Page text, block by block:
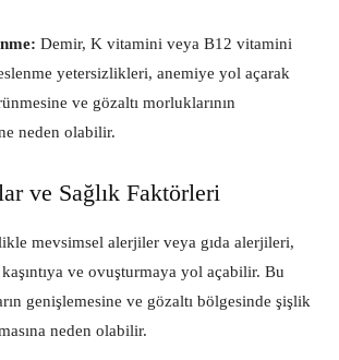
Demir, K vitamini veya B12 vitamini
yetersizlikleri, anemiye yol açarak
ve gözaltı morluklarının
neden olabilir.
ve Sağlık Faktörleri
mevsimsel alerjiler veya gıda alerjileri,
ve ovuşturmaya yol açabilir. Bu
genişlemesine ve gözaltı bölgesinde şişlik
neden olabilir.